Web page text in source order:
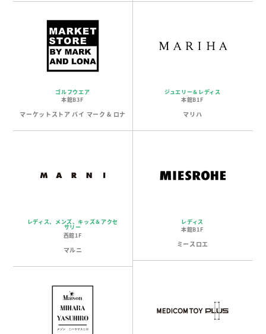
ゴルフウエア
本館B3F
マーケットストア バイ マーク & ロナ
ジュエリー＆レディス
本館B1F
マリハ
レディス、メンズ、キッズ＆アクセ
サリー
西館1F
マルニ
レディス
本館B1F
ミースロエ